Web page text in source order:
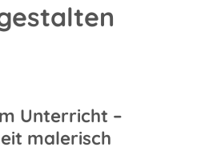
Unterricht –
malerisch